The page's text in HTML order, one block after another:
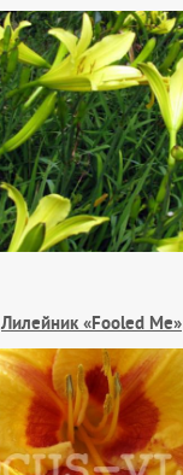
Лилейник «Fooled Me»